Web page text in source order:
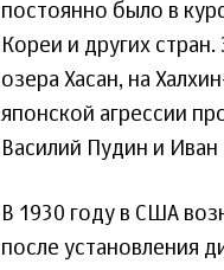
постоянно было в
Кореи и других
озера Хасан, на
японской агрессии
Василий Пудин и Иван
В 1930 году в США
после установления